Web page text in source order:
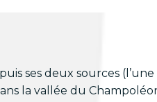
ses deux sources (l’une
la vallée du